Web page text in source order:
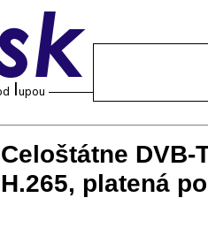
Celoštátne
H.265, platená